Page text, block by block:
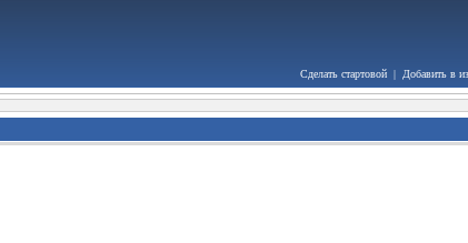
Сделать стартовой | Добавить в